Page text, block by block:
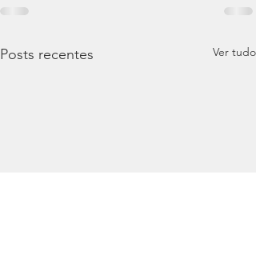
Posts recentes Ver tudo